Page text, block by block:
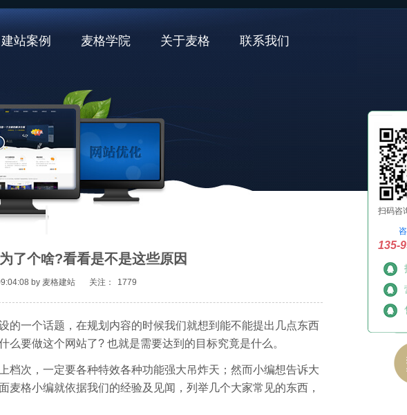
建站案例 麦格学院 关于麦格 联系我们
了个啥?看看是不是这些原因
by 麦格建站 关注： 1779
的一个话题，在规划内容的时候我们就想到能不能提出几点东西
要做这个网站了? 也就是需要达到的目标究竟是什么。
档次，一定要各种特效各种功能强大吊炸天；然而小编想告诉大
格小编就依据我们的经验及见闻，列举几个大家常见的东西，
扫码咨
135-